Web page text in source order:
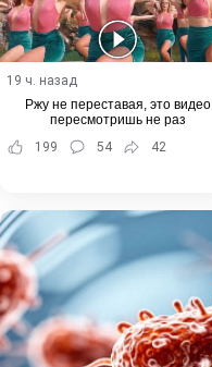
19 ч. назад
Ржу не переставая, это видео
пересмотришь не раз
199
54 42